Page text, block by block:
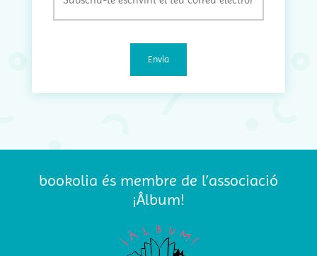
bookolia és membre de l’associació
¡Âlbum!